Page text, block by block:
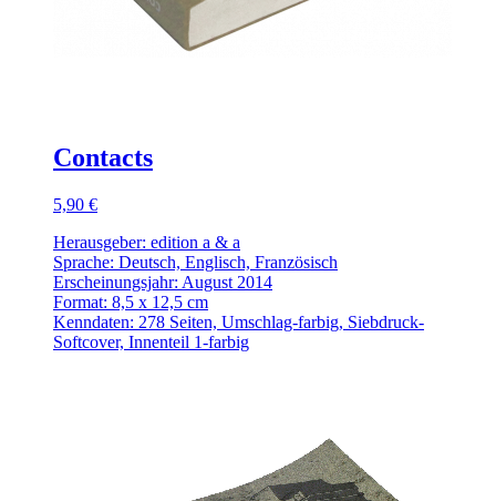
Contacts
5,90 €
Herausgeber: edition a & a
Sprache: Deutsch, Englisch, Französisch
Erscheinungsjahr: August 2014
Format: 8,5 x 12,5 cm
Kenndaten: 278 Seiten, Umschlag-farbig, Siebdruck-
Softcover, Innenteil 1-farbig